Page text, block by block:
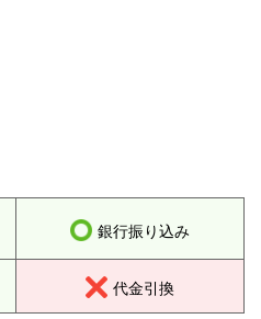
銀行振り込み
代金引換